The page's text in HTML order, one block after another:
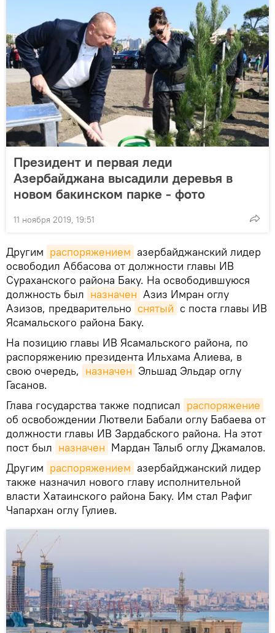
Президент и первая леди
Азербайджана высадили деревья в
новом бакинском парке - фото
11 ноября 2019, 19:51
Другим распоряжением азербайджанский лидер
освободил Аббасова от должности главы ИВ
Сураханского района Баку. На освободившуюся
должность был назначен Азиз Имран оглу
Азизов, предварительно снятый с поста главы ИВ
Ясамальского района Баку.
На позицию главы ИВ Ясамальского района, по
распоряжению президента Ильхама Алиева, в
свою очередь, назначен Эльшад Эльдар оглу
Гасанов.
Глава государства также подписал распоряжение
об освобождении Лютвели Бабали оглу Бабаева от
должности главы ИВ Зардабского района. На этот
пост был назначен Мардан Талыб оглу Джамалов.
Другим распоряжением азербайджанский лидер
также назначил нового главу исполнительной
власти Хатаинского района Баку. Им стал Рафиг
Чапархан оглу Гулиев.